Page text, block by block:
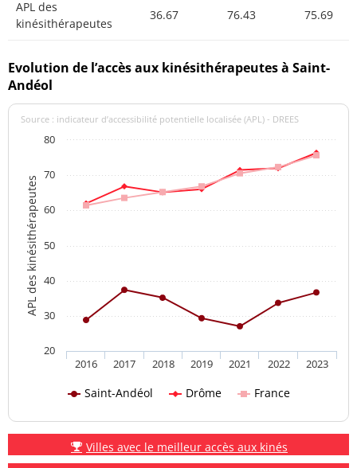
APL des
kinésithérapeutes
36.67 76.43 75.69
Evolution de l’accès aux kinésithérapeutes à Saint-
Andéol
APL des kinésithérapeutes
Source : indicateur d’accessibilité potentielle localisée (APL) - DREES
Saint-Andéol Drôme France
2016 2017 2018 2019 2021 2022 2023
20
30
40
50
60
70
80
Villes avec le meilleur accès aux kinés